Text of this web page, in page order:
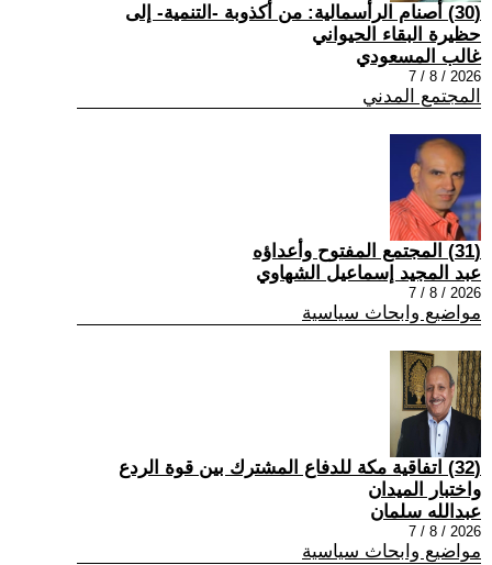
(30) أصنام الرأسمالية: من أكذوبة -التنمية- إلى
حظيرة البقاء الحيواني
غالب المسعودي
2026 / 8 / 7
المجتمع المدني
(31) المجتمع المفتوح وأعداؤه
عبد المجيد إسماعيل الشهاوي
2026 / 8 / 7
مواضيع وابحاث سياسية
(32) اتفاقية مكة للدفاع المشترك بين قوة الردع
واختبار الميدان
عبدالله سلمان
2026 / 8 / 7
مواضيع وابحاث سياسية